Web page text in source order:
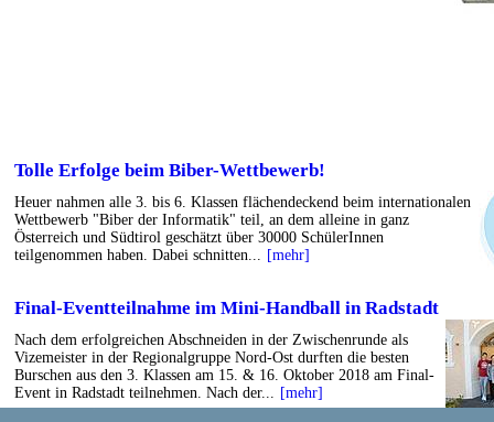
Tolle Erfolge beim Biber-Wettbewerb!
Heuer nahmen alle 3. bis 6. Klassen flächendeckend beim internationalen
Wettbewerb "Biber der Informatik" teil, an dem alleine in ganz
Österreich und Südtirol geschätzt über 30000 SchülerInnen
teilgenommen haben. Dabei schnitten...
[mehr]
Final-Eventteilnahme im Mini-Handball in Radstadt
Nach dem erfolgreichen Abschneiden in der Zwischenrunde als
Vizemeister in der Regionalgruppe Nord-Ost durften die besten
Burschen aus den 3. Klassen am 15. & 16. Oktober 2018 am Final-
Event in Radstadt teilnehmen. Nach der...
[mehr]